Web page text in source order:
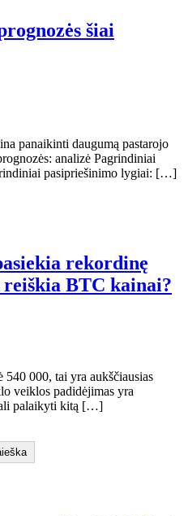
šiai
panaikinti daugumą pastarojo
analizė Pagrindiniai
pasipriešinimo lygiai: […]
rekordinę
BTC kainai?
540 000, tai yra aukščiausias
veiklos padidėjimas yra
palaikyti kitą […]